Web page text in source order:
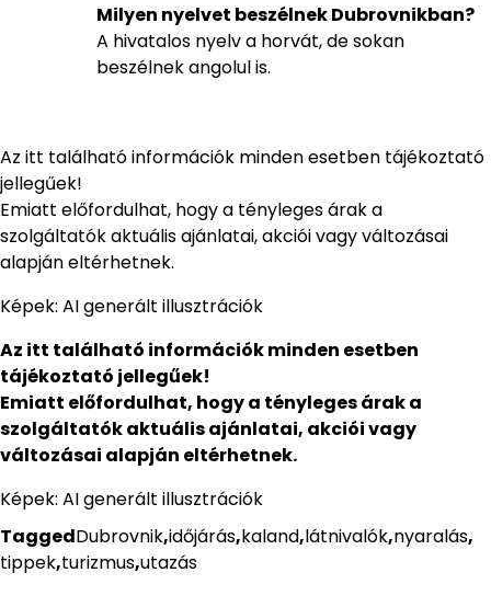
Milyen nyelvet beszélnek Dubrovnikban?
A hivatalos nyelv a horvát, de sokan
beszélnek angolul is.
Az itt található információk minden esetben tájékoztató
jellegűek!
Emiatt előfordulhat, hogy a tényleges árak a
szolgáltatók aktuális ajánlatai, akciói vagy változásai
alapján eltérhetnek.
Képek: AI generált illusztrációk
Az itt található információk minden esetben
tájékoztató jellegűek!
Emiatt előfordulhat, hogy a tényleges árak a
szolgáltatók aktuális ajánlatai, akciói vagy
változásai alapján eltérhetnek.
Képek: AI generált illusztrációk
TaggedDubrovnik,időjárás,kaland,látnivalók,nyaralás,
tippek,turizmus,utazás